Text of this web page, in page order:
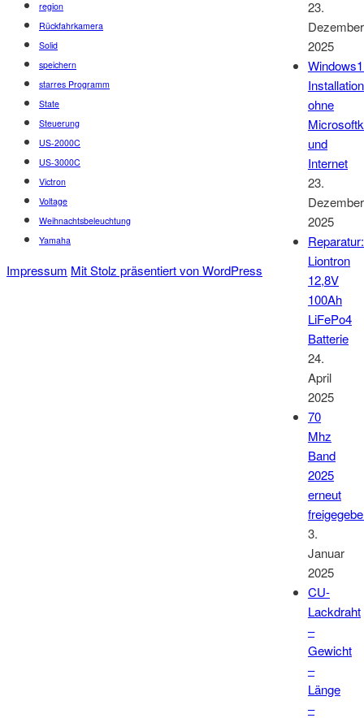
23.
Dezember
2025
Installation
ohne
und
Internet
23.
Dezember
2025
Reparatur:
Liontron
12,8V
100Ah
LiFePo4
Batterie
24.
April
2025
70
Mhz
Band
2025
erneut
3.
Januar
2025
CU-
Lackdraht
–
Gewicht
–
Länge
–
region
Rückfahrkamera
Solid
speichern
starres Programm
State
Steuerung
US-2000C
US-3000C
Victron
Voltage
Weihnachtsbeleuchtung
Yamaha
Impressum Mit Stolz präsentiert von WordPress